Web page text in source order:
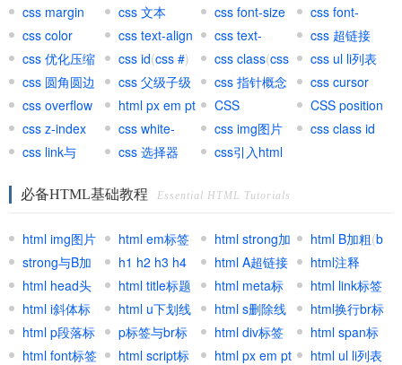
css margin
css 文本 css font-size
css font-
family
css color css text-align
css text-
indent
css 超链接
(css a )
css 优化压缩 css id(css #) css class(css
.)
css ul li列表
css 圆角圆边
css 父级子级 css 指针概念
css cursor
css overflow
html px em pt
网页单位
CSS
important
CSS position
css z-index
css white-
space
css img图片
css class id
css link与
css 选择器 css引入html
必备HTML基础教程 Essential HTML Tutorials
html img图片
标签
html em标签
(EM强调标签
html strong加
粗(strong标
签)
html B加粗(b
加粗标签
strong与B加
粗区别
h1 h2 h3 h4
标签 (html标
题标签)
html A超链接
锚文本
html注释
html head头
部标签
html title标题
标签
html meta标
签
html link标签
html i斜体标
签
html u下划线
标签
html s删除线
标签
html换行br标
签
html p段落标
签
p标签与br标
签区别
html div标签
元素
html span标
签
html font标签
html script标
html px em pt
html ul li列表